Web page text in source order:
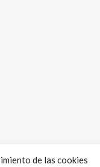
de las cookies